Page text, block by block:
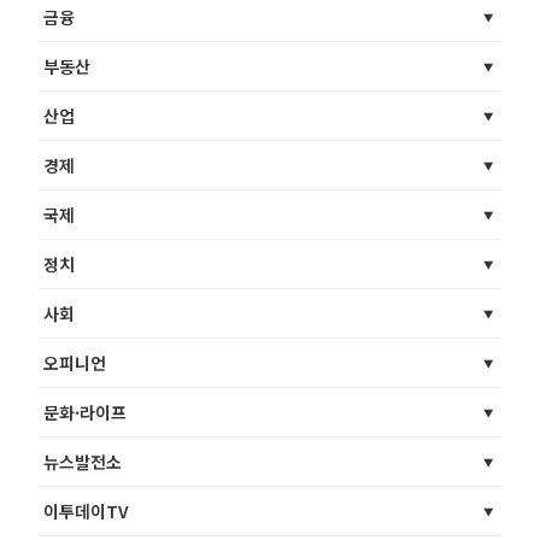
금융
부동산
산업
경제
국제
정치
사회
오피니언
문화·라이프
뉴스발전소
이투데이TV